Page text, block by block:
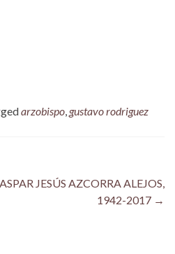
arzobispo, gustavo rodriguez
JESÚS AZCORRA ALEJOS,
1942-2017 →